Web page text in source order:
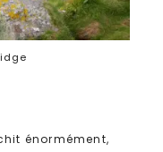
énormément,